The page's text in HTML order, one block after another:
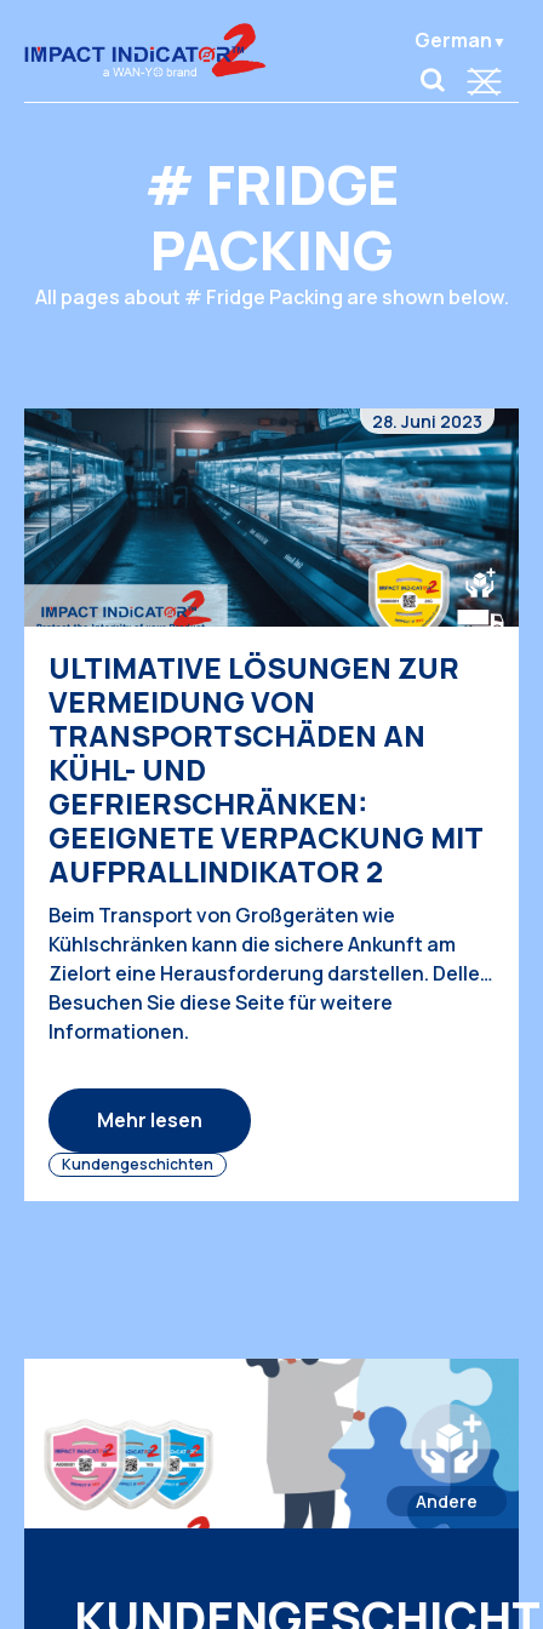
German
# FRIDGE
PACKING
All pages about # Fridge Packing are shown below.
28. Juni 2023
ULTIMATIVE LÖSUNGEN ZUR
VERMEIDUNG VON
TRANSPORTSCHÄDEN AN
KÜHL- UND
GEFRIERSCHRÄNKEN:
GEEIGNETE VERPACKUNG MIT
AUFPRALLINDIKATOR 2
Beim Transport von Großgeräten wie
Kühlschränken kann die sichere Ankunft am
Zielort eine Herausforderung darstellen. Dellen
oder Beschädigungen während des Transports
beeinträchtigen nicht nur die Optik des
Funktionsstörungen führen. In dieser Fallstudie
untersuchen wir die Ursachen von
Transportschäden an Kühlschränken, […]
Besuchen Sie diese Seite für weitere
Informationen.
Mehr lesen
Kundengeschichten
Andere